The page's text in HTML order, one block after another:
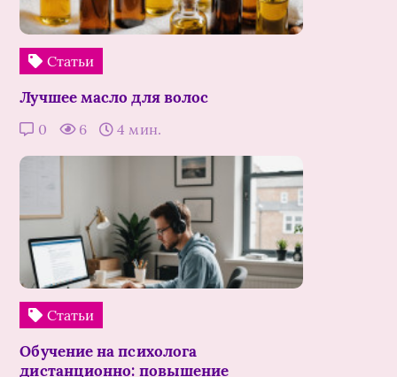
Статьи
Лучшее масло для волос
0 6 4 мин.
Статьи
Обучение на психолога
дистанционно: повышение